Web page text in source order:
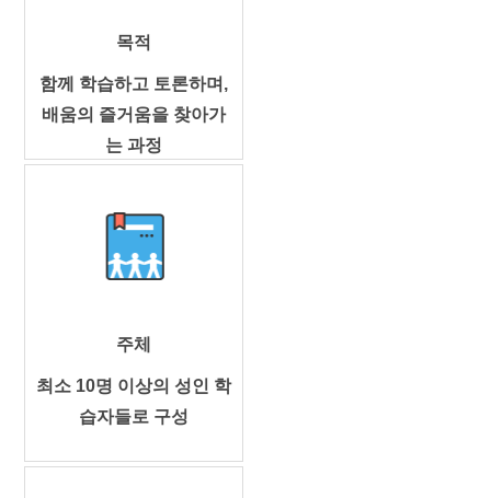
목적
함께 학습하고 토론하며,
배움의 즐거움을 찾아가
는 과정
주체
최소 10명 이상의 성인 학
습자들로 구성